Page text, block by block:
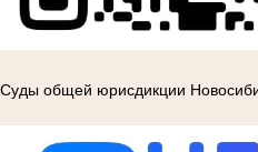
Суды общей юрисдикции